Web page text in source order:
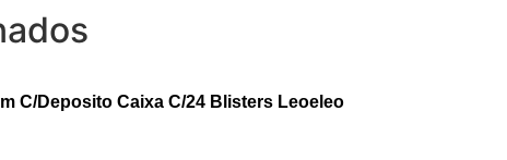
C/Deposito Caixa C/24 Blisters Leoeleo